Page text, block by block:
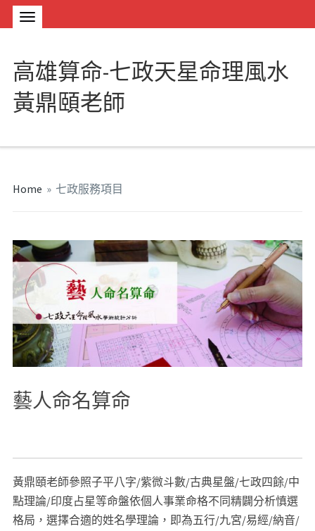
高雄算命-七政天星命理風水
黃鼎頤老師
Home » 七政服務項目
藝人命名算命
黃鼎頤老師參照子平八字/紫微斗數/古典星盤/七政四餘/中
點理論/印度占星等命盤依個人事業命格不同精闢分析慎選
格局，選擇合適的姓名學理論，即為五行/九宮/易經/納音/